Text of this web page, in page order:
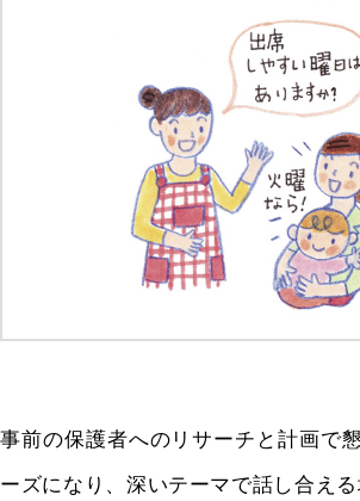
事前の保護者へのリサーチと計画で
ーズになり、深いテーマで話し合える